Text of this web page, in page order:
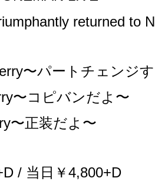
returned to
〜パートチェンジ
〜コピバンだよ〜
〜正装だよ〜
/ 当日￥4,800+D